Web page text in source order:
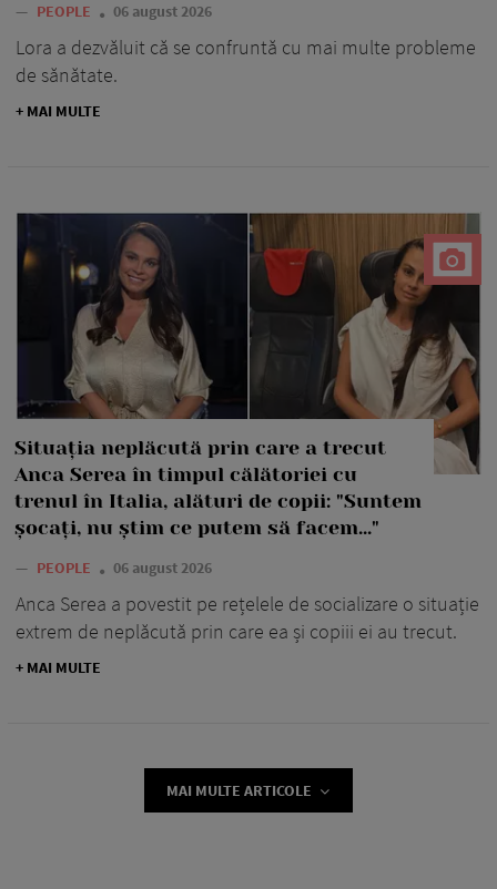
— PEOPLE 06 august 2026
Lora a dezvăluit că se confruntă cu mai multe probleme
de sănătate.
+ MAI MULTE
Situația neplăcută prin care a trecut
Anca Serea în timpul călătoriei cu
trenul în Italia, alături de copii: "Suntem
șocați, nu știm ce putem să facem..."
— PEOPLE 06 august 2026
Anca Serea a povestit pe rețelele de socializare o situație
extrem de neplăcută prin care ea și copiii ei au trecut.
+ MAI MULTE
MAI MULTE ARTICOLE